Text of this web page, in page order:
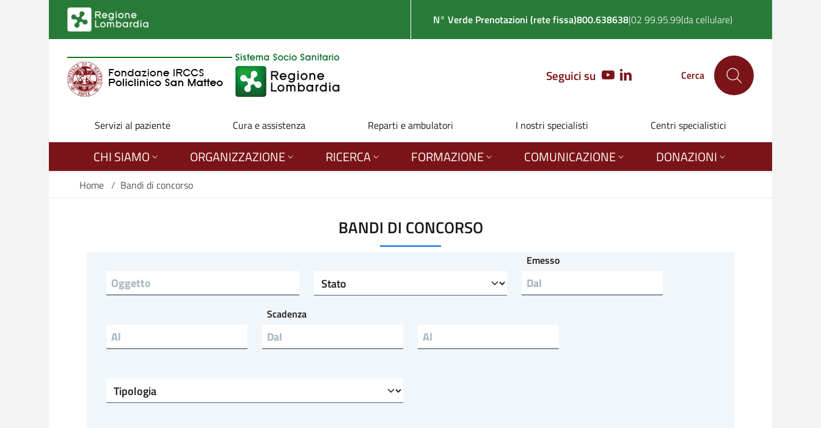
Salta al contenuto principale
N° Verde Prenotazioni (rete fissa)800.638638|02 99.95.99(da cellulare)
Seguici su YOUTUBELINKEDIN Cerca
Servizi al paziente Cura e assistenza Reparti e ambulatori I nostri specialisti Centri specialistici
CHI SIAMO ORGANIZZAZIONE RICERCA FORMAZIONE COMUNICAZIONE DONAZIONI
Home / Bandi di concorso
BANDI DI CONCORSO
Titolo Stato
Emesso
Emesso al
Scadenza
Scadenza al
Tipologia